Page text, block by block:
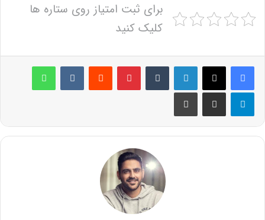
برای ثبت امتیاز روی ستاره ها
کلیک کنید
لینکدین ‫تامبلر پینترست‫رددیت ‫VKontakteواتس آپ
تلگرام اشتراک گذاری از طریق ایمیل چاپ